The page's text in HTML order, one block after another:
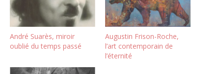
André Suarès, miroir
oublié du temps passé
Augustin Frison-Roche,
l’art contemporain de
l’éternité